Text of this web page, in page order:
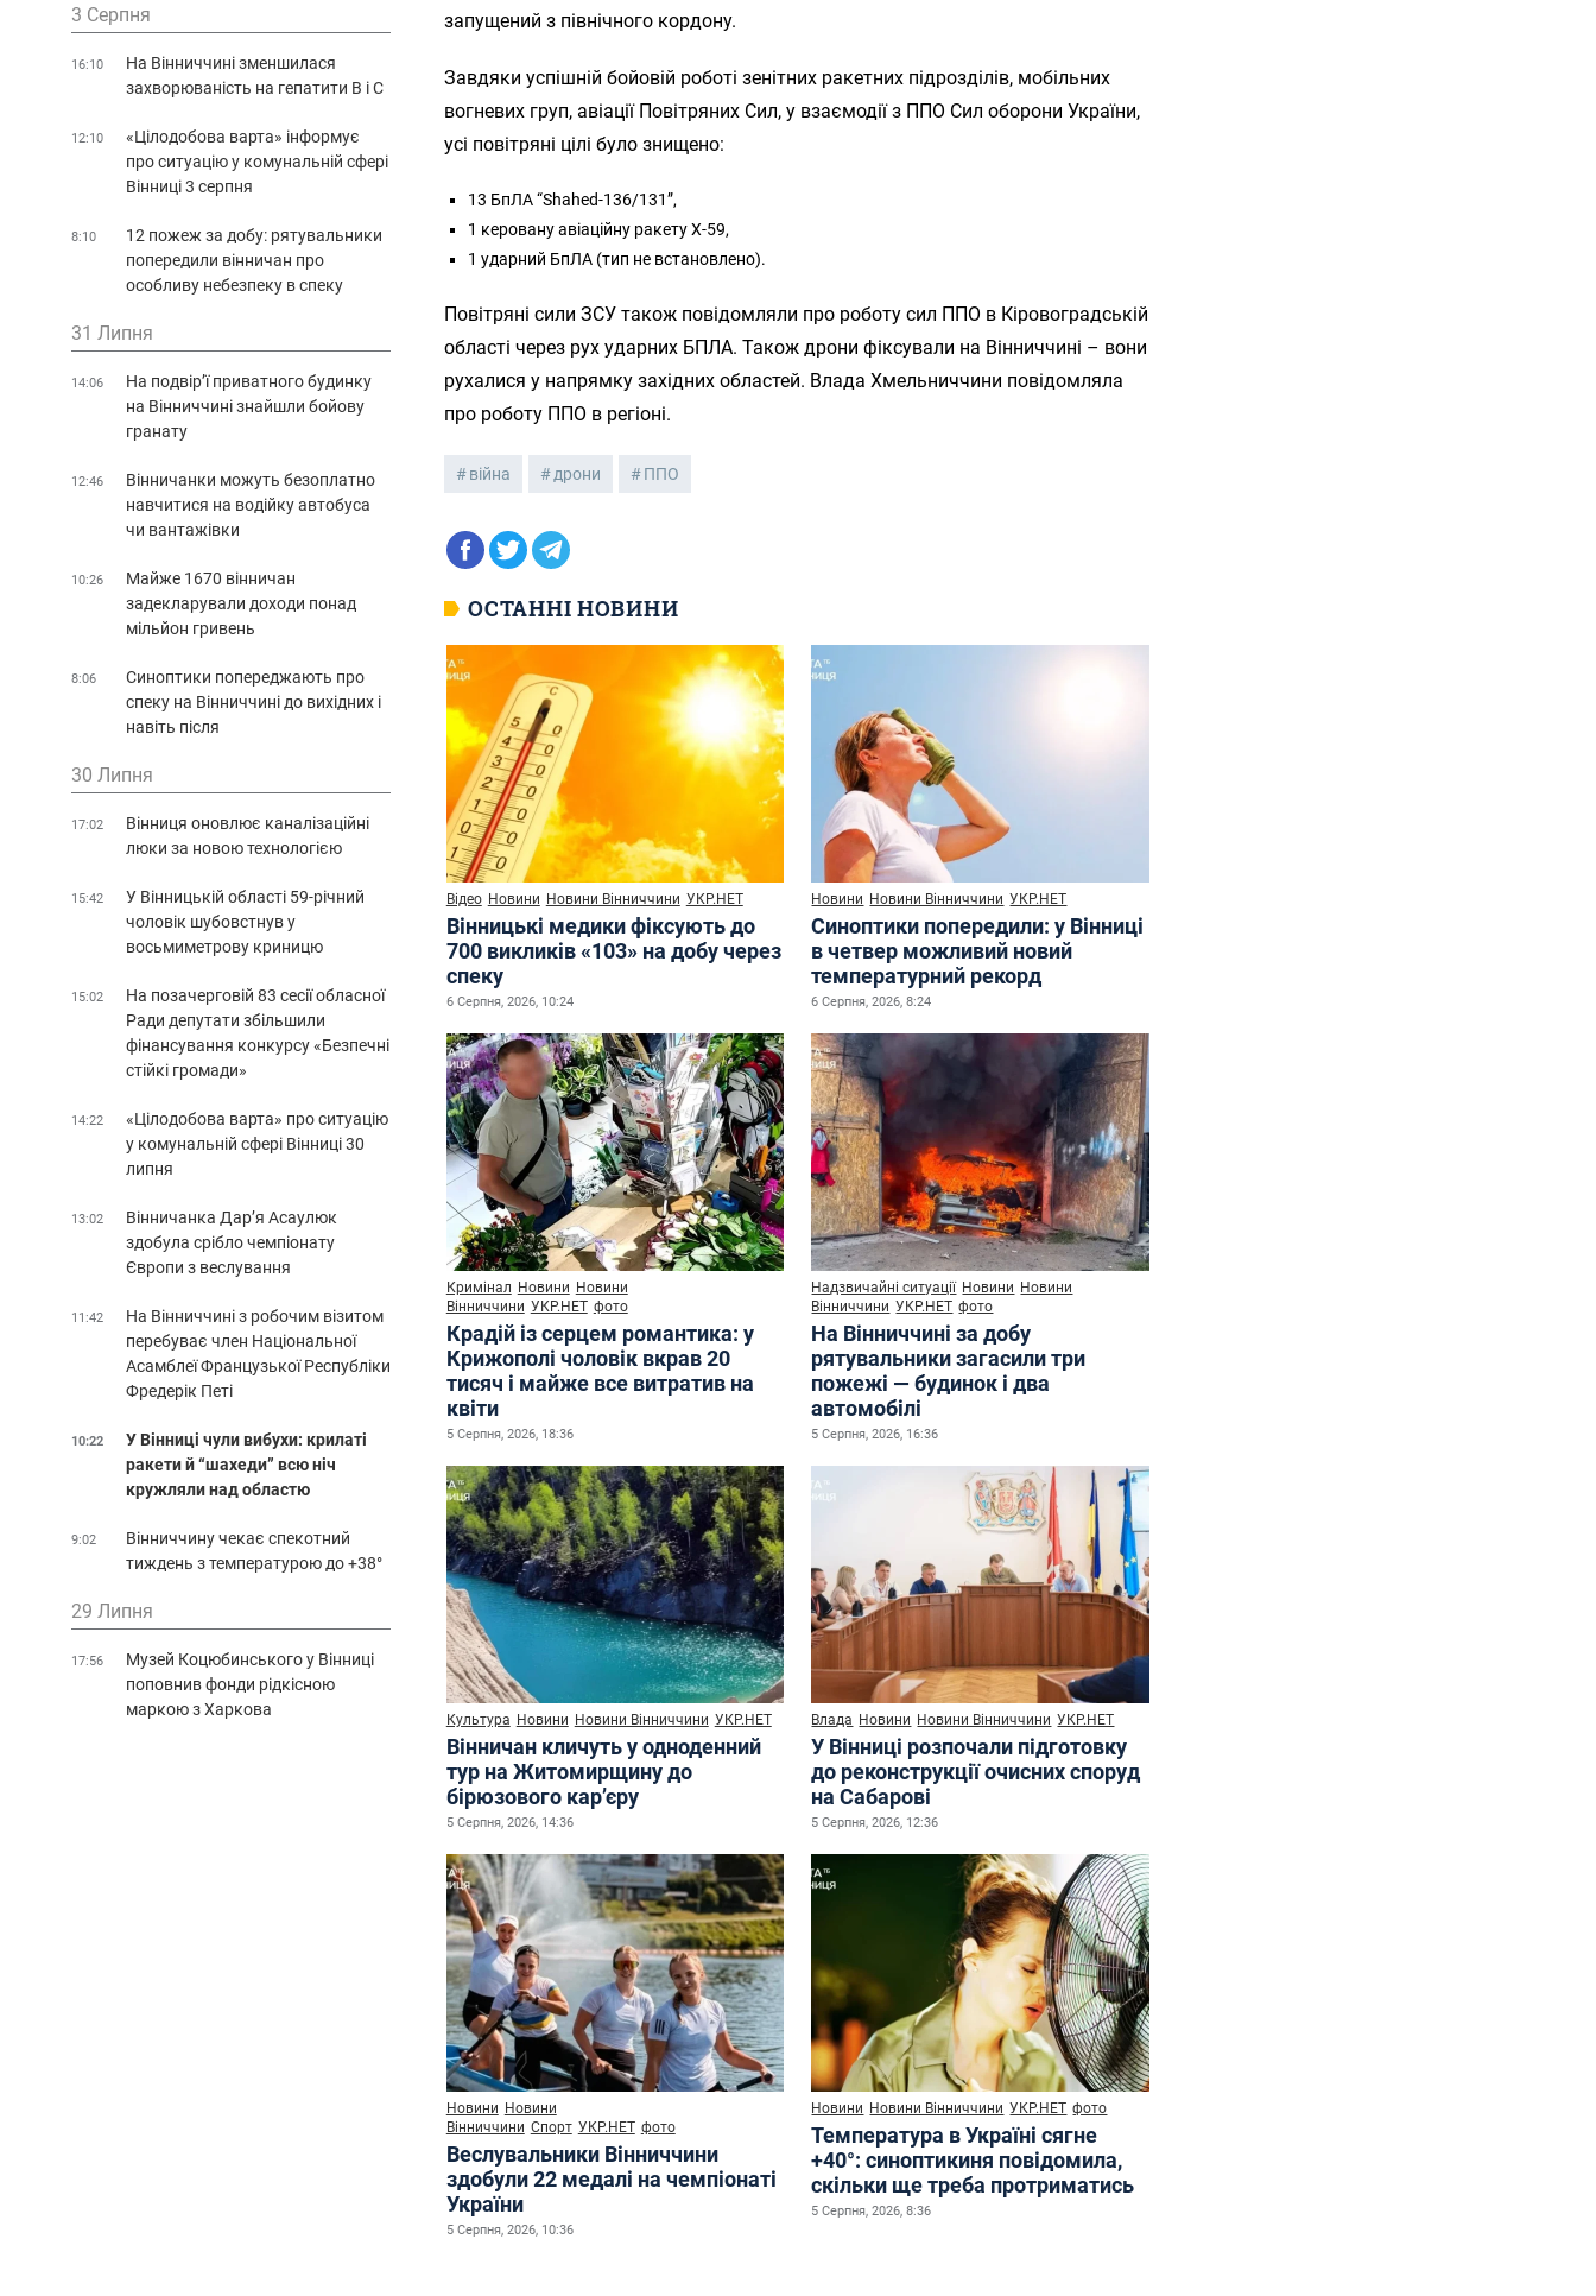
запущений з північного кордону.
Завдяки успішній бойовій роботі зенітних ракетних підрозділів, мобільних
вогневих груп, авіації Повітряних Сил, у взаємодії з ППО Сил оборони України,
усі повітряні цілі було знищено:
13 БпЛА “Shahed-136/131”,
1 керовану авіаційну ракету Х-59,
1 ударний БпЛА (тип не встановлено).
Повітряні сили ЗСУ також повідомляли про роботу сил ППО в Кіровоградській
області через рух ударних БПЛА. Також дрони фіксували на Вінниччині – вони
рухалися у напрямку західних областей. Влада Хмельниччини повідомляла
про роботу ППО в регіоні.
війна дрони ППО
ОСТАННІ НОВИНИ
Відео Новини Новини Вінниччини УКР.НЕТ
Вінницькі медики фіксують до
700 викликів «103» на добу через
спеку
6 Серпня, 2026, 10:24
Новини Новини Вінниччини УКР.НЕТ
Синоптики попередили: у Вінниці
в четвер можливий новий
температурний рекорд
6 Серпня, 2026, 8:24
Кримінал Новини Новини
Вінниччини УКР.НЕТ фото
Крадій із серцем романтика: у
Крижополі чоловік вкрав 20
тисяч і майже все витратив на
квіти
5 Серпня, 2026, 18:36
Надзвичайні ситуації Новини Новини
Вінниччини УКР.НЕТ фото
На Вінниччині за добу
рятувальники загасили три
пожежі — будинок і два
автомобілі
5 Серпня, 2026, 16:36
Культура Новини Новини Вінниччини УКР.НЕТ
Вінничан кличуть у одноденний
тур на Житомирщину до
бірюзового кар’єру
5 Серпня, 2026, 14:36
Влада Новини Новини Вінниччини УКР.НЕТ
У Вінниці розпочали підготовку
до реконструкції очисних споруд
на Сабарові
5 Серпня, 2026, 12:36
Новини Новини
Вінниччини Спорт УКР.НЕТ фото
Веслувальники Вінниччини
здобули 22 медалі на чемпіонаті
України
5 Серпня, 2026, 10:36
Новини Новини Вінниччини УКР.НЕТ фото
Температура в Україні сягне
+40°: синоптикиня повідомила,
скільки ще треба протриматись
5 Серпня, 2026, 8:36
3 Серпня
16:10
На Вінниччині зменшилася
захворюваність на гепатити В і С
12:10
«Цілодобова варта» інформує
про ситуацію у комунальній сфері
Вінниці 3 серпня
8:10
12 пожеж за добу: рятувальники
попередили вінничан про
особливу небезпеку в спеку
31 Липня
14:06
На подвір’ї приватного будинку
на Вінниччині знайшли бойову
гранату
12:46
Вінничанки можуть безоплатно
навчитися на водійку автобуса
чи вантажівки
10:26
Майже 1670 вінничан
задекларували доходи понад
мільйон гривень
8:06
Синоптики попереджають про
спеку на Вінниччині до вихідних і
навіть після
30 Липня
17:02
Вінниця оновлює каналізаційні
люки за новою технологією
15:42
У Вінницькій області 59-річний
чоловік шубовстнув у
восьмиметрову криницю
15:02
На позачерговій 83 сесії обласної
Ради депутати збільшили
фінансування конкурсу «Безпечні
стійкі громади»
14:22
«Цілодобова варта» про ситуацію
у комунальній сфері Вінниці 30
липня
13:02
Вінничанка Дар’я Асаулюк
здобула срібло чемпіонату
Європи з веслування
11:42
На Вінниччині з робочим візитом
перебуває член Національної
Асамблеї Французької Республіки
Фредерік Петі
10:22
У Вінниці чули вибухи: крилаті
ракети й “шахеди” всю ніч
кружляли над областю
9:02
Вінниччину чекає спекотний
тиждень з температурою до +38°
29 Липня
17:56
Музей Коцюбинського у Вінниці
поповнив фонди рідкісною
маркою з Харкова